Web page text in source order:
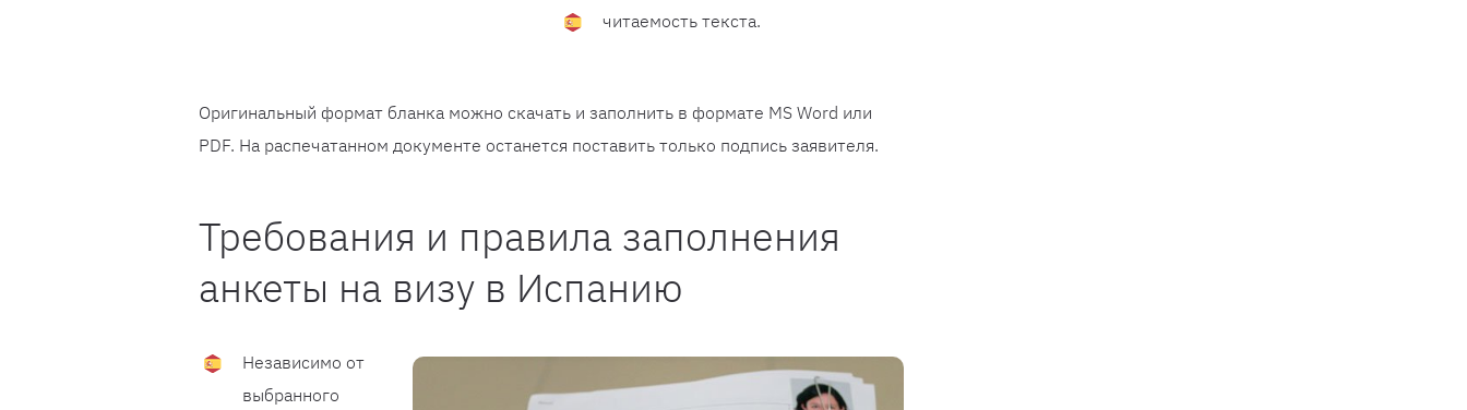
читаемость текста.
Оригинальный формат бланка можно скачать и заполнить в формате MS Word или
PDF. На распечатанном документе останется поставить только подпись заявителя.
Требования и правила заполнения
анкеты на визу в Испанию
Независимо от
выбранного